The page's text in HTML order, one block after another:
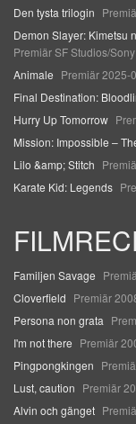
Den tysta trilogin
Demon Slayer: Kimetsu
Premiär SF Studios/Sony
Animale Premiär 2025-
Final Destination:
Hurry Up Tomorrow
Mission: Impossible –
Lilo &amp; Stitch
Karate Kid: Legends
Familjen Savage
Cloverfield Premiär
Persona non grata
I'm not there Premiär
Pingpongkingen
Lust, caution Premiär
Alvin och gänget